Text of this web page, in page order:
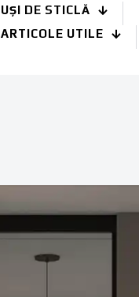
UȘI DE STICLĂ
ARTICOLE UTILE